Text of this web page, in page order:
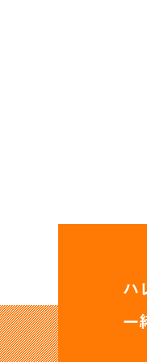
ハ
一